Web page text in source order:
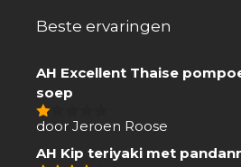
Beste ervaringen
AH Excellent Thaise
soep
1
5
door Jeroen Roose
AH Kip teriyaki met